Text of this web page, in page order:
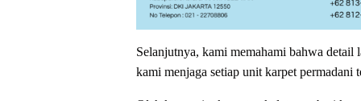
Selanjutnya, kami memahami bahwa detail
kami menjaga setiap unit karpet permadani